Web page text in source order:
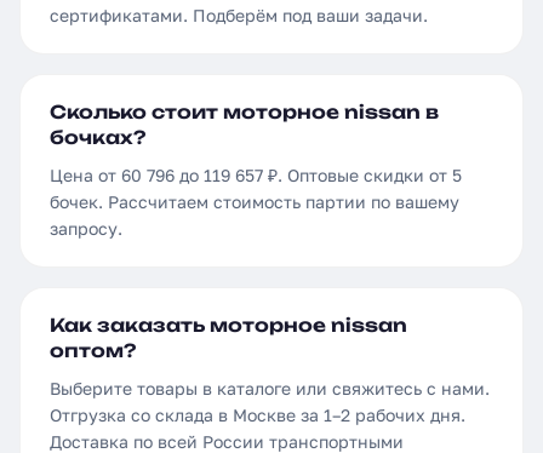
сертификатами. Подберём под ваши задачи.
Сколько стоит моторное nissan в
бочках?
Цена от 60 796 до 119 657 ₽. Оптовые скидки от 5
бочек. Рассчитаем стоимость партии по вашему
запросу.
Как заказать моторное nissan
оптом?
Выберите товары в каталоге или свяжитесь с нами.
Отгрузка со склада в Москве за 1–2 рабочих дня.
Доставка по всей России транспортными